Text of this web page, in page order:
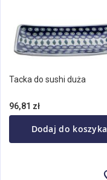
Tacka do sushi duża
96,81 zł
Dodaj do koszyka